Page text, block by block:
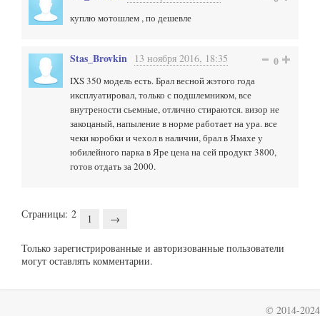
куплю мотошлем , по дешевле
Stas_Brovkin 13 ноября 2016, 18:35 0
IXS 350 модель есть. Брал весной жэтого года
иксплуатировал, только с подшлемником, все
внутрености сьемные, отлично стираются. визор не
закоцаный, напыление в норме работает на ура. все
чеки коробки и чехол в наличии, брал в Ямахе у
юбилейного парка в Яре цена на сей продукт 3800,
готов отдать за 2000.
Страницы: 2 1 →
Только зарегистрированные и авторизованные пользователи
могут оставлять комментарии.
© 2014-2024